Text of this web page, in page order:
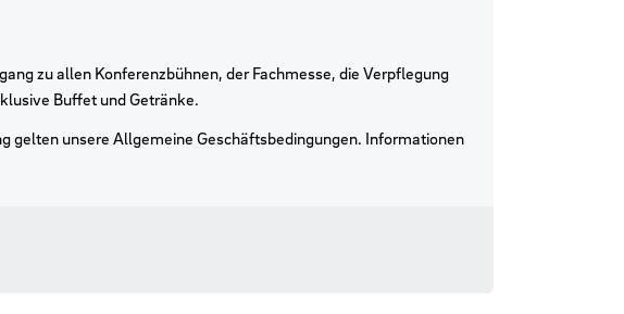
zu allen Konferenzbühnen, der Fachmesse, die Verpflegung
Buffet und Getränke.
gelten unsere Allgemeine Geschäftsbedingungen. Informationen